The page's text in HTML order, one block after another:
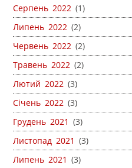
Серпень 2022 (1)
Липень 2022 (2)
Червень 2022 (2)
Травень 2022 (2)
Лютий 2022 (3)
Січень 2022 (3)
Грудень 2021 (3)
Листопад 2021 (3)
Липень 2021 (3)